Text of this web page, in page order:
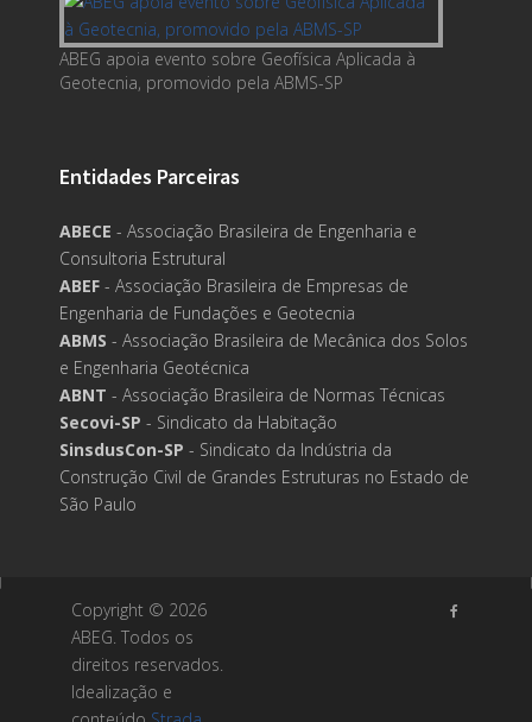
ABEG apoia evento sobre Geofísica Aplicada à
Geotecnia, promovido pela ABMS-SP
Entidades Parceiras
ABECE - Associação Brasileira de Engenharia e
Consultoria Estrutural
ABEF - Associação Brasileira de Empresas de
Engenharia de Fundações e Geotecnia
ABMS - Associação Brasileira de Mecânica dos Solos
e Engenharia Geotécnica
ABNT - Associação Brasileira de Normas Técnicas
Secovi-SP - Sindicato da Habitação
SinsdusCon-SP - Sindicato da Indústria da
Construção Civil de Grandes Estruturas no Estado de
São Paulo
Copyright © 2026
ABEG. Todos os
direitos reservados.
Idealização e